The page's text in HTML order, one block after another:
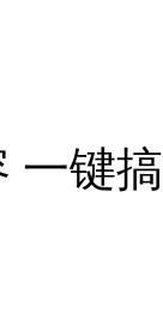
一键